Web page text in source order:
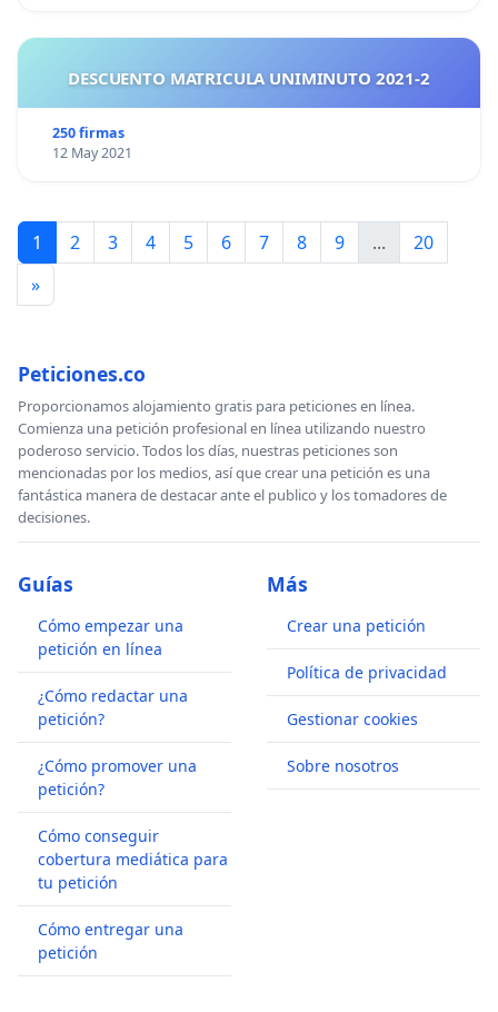
DESCUENTO MATRICULA UNIMINUTO 2021-2
250 firmas
12 May 2021
1 2 3 4 5 6 7 8 9 ...
20
»
Peticiones.co
Proporcionamos alojamiento gratis para peticiones en línea.
Comienza una petición profesional en línea utilizando nuestro
poderoso servicio. Todos los días, nuestras peticiones son
mencionadas por los medios, así que crear una petición es una
fantástica manera de destacar ante el publico y los tomadores de
decisiones.
Guías
Cómo empezar una
petición en línea
¿Cómo redactar una
petición?
¿Cómo promover una
petición?
Cómo conseguir
cobertura mediática para
tu petición
Cómo entregar una
petición
Más
Crear una petición
Política de privacidad
Gestionar cookies
Sobre nosotros